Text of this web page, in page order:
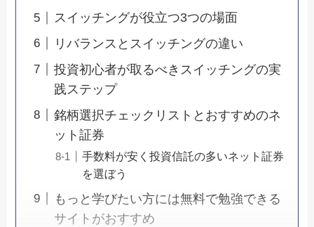
スイッチングが役立つ3つの場面
リバランスとスイッチングの違い
投資初心者が取るべきスイッチングの実
践ステップ
銘柄選択チェックリストとおすすめのネ
ット証券
手数料が安く投資信託の多いネット証券
を選ぼう
もっと学びたい方には無料で勉強できる
サイトがおすすめ